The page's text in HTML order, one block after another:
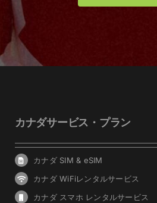
カナダサービス・プラン
カナダ SIM & eSIM
カナダ WiFiレンタルサービス
カナダ スマホ レンタルサービス